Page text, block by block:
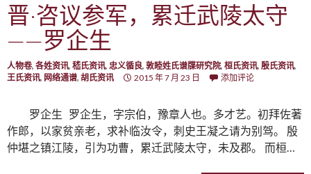
晋·咨议参军，累迁武陵太守
——罗企生
人物卷, 各姓资讯, 嵇氏资讯, 忠义循良, 敦睦姓氏谱牒研究院, 桓氏资讯, 殷氏资讯,
王氏资讯, 网络通谱, 胡氏资讯 2015 年 7 月 23 日 添加评论
罗企生 罗企生，字宗伯，豫章人也。多才艺。初拜佐著
作郎，以家贫亲老，求补临汝令，刺史王凝之请为别驾。 殷
仲堪之镇江陵，引为功曹，累迁武陵太守，未及郡。 而桓…